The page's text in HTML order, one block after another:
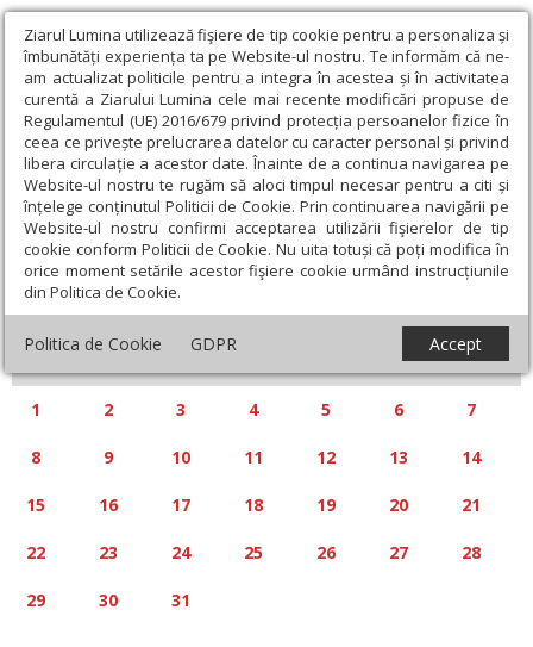
Ziarul Lumina utilizează fişiere de tip cookie pentru a personaliza și
îmbunătăți experiența ta pe Website-ul nostru. Te informăm că ne-
am actualizat politicile pentru a integra în acestea și în activitatea
curentă a Ziarului Lumina cele mai recente modificări propuse de
Regulamentul (UE) 2016/679 privind protecția persoanelor fizice în
ceea ce privește prelucrarea datelor cu caracter personal și privind
libera circulație a acestor date. Înainte de a continua navigarea pe
Website-ul nostru te rugăm să aloci timpul necesar pentru a citi și
înțelege conținutul Politicii de Cookie. Prin continuarea navigării pe
Website-ul nostru confirmi acceptarea utilizării fişierelor de tip
cookie conform Politicii de Cookie. Nu uita totuși că poți modifica în
orice moment setările acestor fişiere cookie urmând instrucțiunile
din Politica de Cookie.
Politica de Cookie GDPR Accept
Calendar articole
« »
AUGUST 2011
S D
1 2 3 4 5 6 7
8 9 10 11 12 13 14
15 16 17 18 19 20 21
22 23 24 25 26 27 28
29 30 31